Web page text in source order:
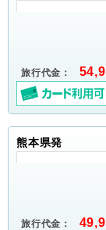
旅行代金：
熊本県発
旅行代金：